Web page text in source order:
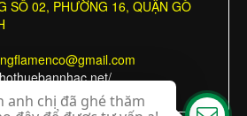
SỐ 02, PHƯỜNG 16, QUẬN GÒ
anh chị đã ghé thăm